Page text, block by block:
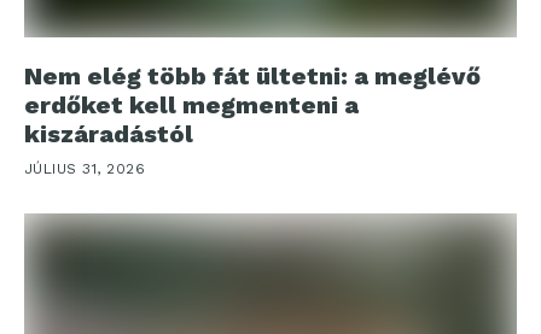
Nem elég több fát ültetni: a meglévő
erdőket kell megmenteni a
kiszáradástól
JÚLIUS 31, 2026